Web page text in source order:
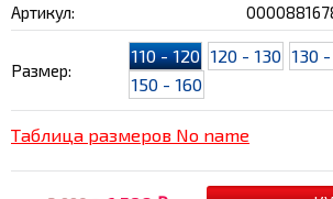
Артикул:
Размер:
110 - 120 120 - 130 130
150 - 160
Таблица размеров No name